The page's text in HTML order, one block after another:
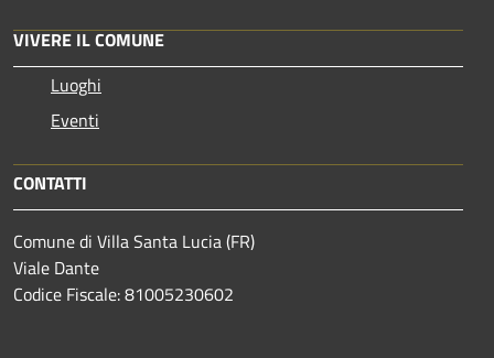
VIVERE IL COMUNE
Luoghi
Eventi
CONTATTI
Comune di Villa Santa Lucia (FR)
Viale Dante
Codice Fiscale: 81005230602